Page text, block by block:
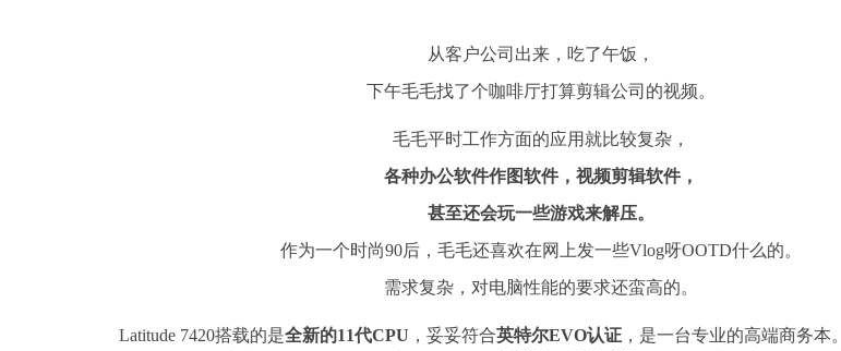
从客户公司出来，吃了午饭，
下午毛毛找了个咖啡厅打算剪辑公司的视频。
毛毛平时工作方面的应用就比较复杂，
各种办公软件作图软件，视频剪辑软件，
甚至还会玩一些游戏来解压。
作为一个时尚90后，毛毛还喜欢在网上发一些Vlog呀OOTD什么的。
需求复杂，对电脑性能的要求还蛮高的。
Latitude 7420搭载的是全新的11代CPU ，妥妥符合英特尔EVO认证 ，是一台专业的高端商务本。